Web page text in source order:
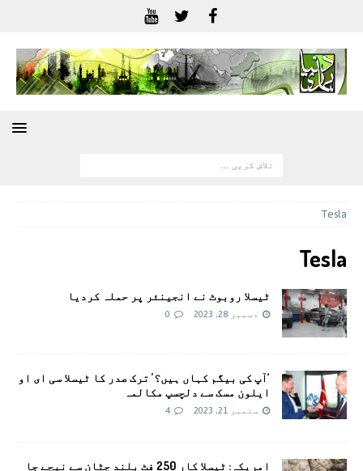
Tesla
Tesla
ٹیسلا روبوٹ نے انجینئر پر حملہ کردیا
دسمبر 28, 2023 0
‘آپ کی بیگم کہاں ہیں؟’ ترک صدر کا ٹیسلا سی ای او
ایلون مسک سے دلچسپ مکالمہ
ستمبر 21, 2023 4
امریکہ: ٹیسلا کار 250 فٹ بلند چٹان سے نیچے جا